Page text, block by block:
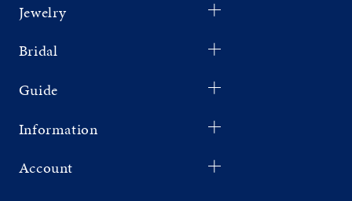
Jewelry
Bridal
Guide
Information
Account